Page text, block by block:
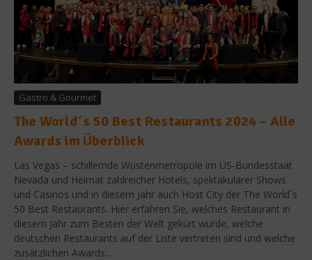
Gastro & Gourmet
The World´s 50 Best Restaurants 2024 – Alle
Awards im Überblick
Las Vegas – schillernde Wüstenmetropole im US-Bundesstaat
Nevada und Heimat zahlreicher Hotels, spektakulärer Shows
und Casinos und in diesem Jahr auch Host City der The World´s
50 Best Restaurants. Hier erfahren Sie, welches Restaurant in
diesem Jahr zum Besten der Welt gekürt wurde, welche
deutschen Restaurants auf der Liste vertreten sind und welche
zusätzlichen Awards...